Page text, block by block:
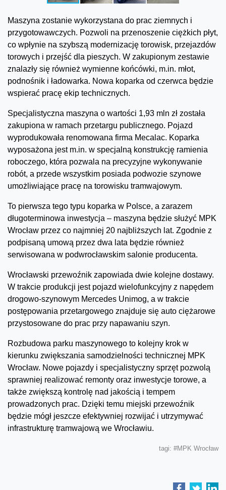
Maszyna zostanie wykorzystana do prac ziemnych i
przygotowawczych. Pozwoli na przenoszenie ciężkich płyt,
co wpłynie na szybszą modernizację torowisk, przejazdów
torowych i przejść dla pieszych. W zakupionym zestawie
znalazły się również wymienne końcówki, m.in. młot,
podnośnik i ładowarka. Nowa koparka od czerwca będzie
wspierać pracę ekip technicznych.
Specjalistyczna maszyna o wartości 1,93 mln zł została
zakupiona w ramach przetargu publicznego. Pojazd
wyprodukowała renomowana firma Mecalac. Koparka
wyposażona jest m.in. w specjalną konstrukcję ramienia
roboczego, która pozwala na precyzyjne wykonywanie
robót, a przede wszystkim posiada podwozie szynowe
umożliwiające pracę na torowisku tramwajowym.
To pierwsza tego typu koparka w Polsce, a zarazem
długoterminowa inwestycja – maszyna będzie służyć MPK
Wrocław przez co najmniej 20 najbliższych lat. Zgodnie z
podpisaną umową przez dwa lata będzie również
serwisowana w podwrocławskim salonie producenta.
Wrocławski przewoźnik zapowiada dwie kolejne dostawy.
W trakcie produkcji jest pojazd wielofunkcyjny z napędem
drogowo-szynowym Mercedes Unimog, a w trakcie
postępowania przetargowego znajduje się auto ciężarowe
przystosowane do prac przy napawaniu szyn.
Rozbudowa parku maszynowego to kolejny krok w
kierunku zwiększania samodzielności technicznej MPK
Wrocław. Nowe pojazdy i specjalistyczny sprzęt pozwolą
sprawniej realizować remonty oraz inwestycje torowe, a
także zwiększą kontrolę nad jakością i tempem
prowadzonych prac. Dzięki temu miejski przewoźnik
będzie mógł jeszcze efektywniej rozwijać i utrzymywać
infrastrukturę tramwajową we Wrocławiu.
tagi: #MPK Wrocław